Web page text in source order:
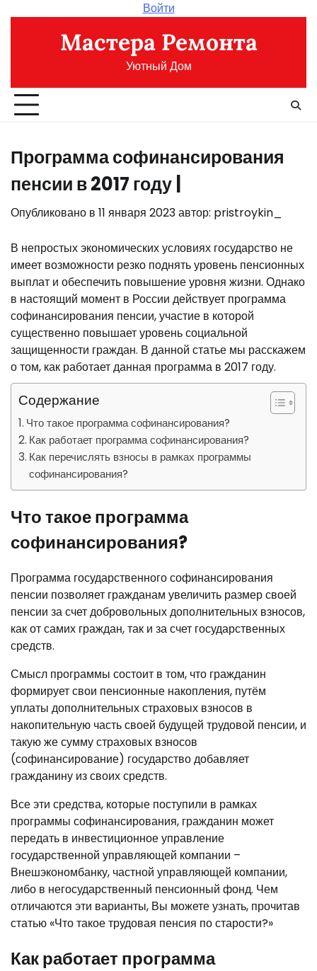
содержимому
Войти
Мастера Ремонта
Уютный Дом
Программа софинансирования
пенсии в 2017 году |
Опубликовано в 11 января 2023автор: pristroykin_
В непростых экономических условиях государство не
имеет возможности резко поднять уровень пенсионных
выплат и обеспечить повышение уровня жизни. Однако
в настоящий момент в России действует программа
софинансирования пенсии, участие в которой
существенно повышает уровень социальной
защищенности граждан. В данной статье мы расскажем
о том, как работает данная программа в 2017 году.
Содержание
Что такое программа софинансирования?
Как работает программа софинансирования?
Как перечислять взносы в рамках программы
софинансирования?
Что такое программа
софинансирования?
Программа государственного софинансирования
пенсии позволяет гражданам увеличить размер своей
пенсии за счет добровольных дополнительных взносов,
как от самих граждан, так и за счет государственных
средств.
Смысл программы состоит в том, что гражданин
формирует свои пенсионные накопления, путём
уплаты дополнительных страховых взносов в
накопительную часть своей будущей трудовой пенсии, и
такую же сумму страховых взносов
(софинансирование) государство добавляет
гражданину из своих средств.
Все эти средства, которые поступили в рамках
программы софинансирования, гражданин может
передать в инвестиционное управление
государственной управляющей компании –
Внешэкономбанку, частной управляющей компании,
либо в негосударственный пенсионный фонд. Чем
отличаются эти варианты, Вы можете узнать, прочитав
статью «Что такое трудовая пенсия по старости?»
Как работает программа